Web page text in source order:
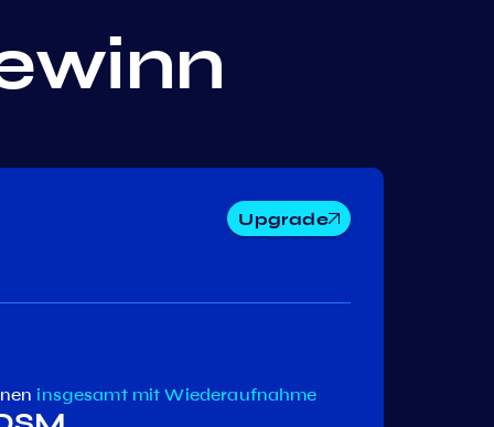
Upgrade
insgesamt mit Wiederaufnahme